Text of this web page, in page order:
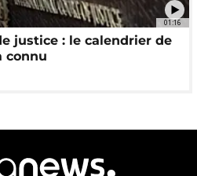
01:16
justice : le calendrier de
connu